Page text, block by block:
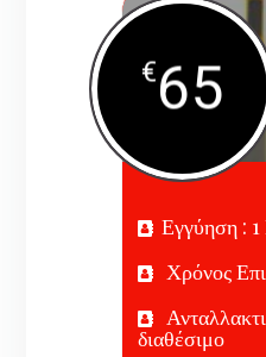
€65
Εγγύηση : 1
Χρόνος
διαθέσιμο